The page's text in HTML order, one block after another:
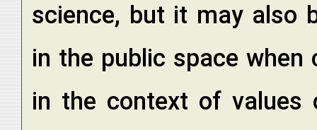
science, but it may also
in the public space
in the context of values